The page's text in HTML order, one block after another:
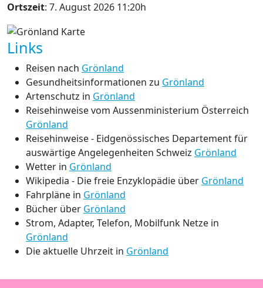
Ortszeit: 7. August 2026 11:20h
Links
Reisen nach Grönland
Gesundheitsinformationen zu Grönland
Artenschutz in Grönland
Reisehinweise vom Aussenministerium Österreich
Grönland
Reisehinweise - Eidgenössisches Departement für
auswärtige Angelegenheiten Schweiz Grönland
Wetter in Grönland
Wikipedia - Die freie Enzyklopädie über Grönland
Fahrpläne in Grönland
Bücher über Grönland
Strom, Adapter, Telefon, Mobilfunk Netze in
Grönland
Die aktuelle Uhrzeit in Grönland